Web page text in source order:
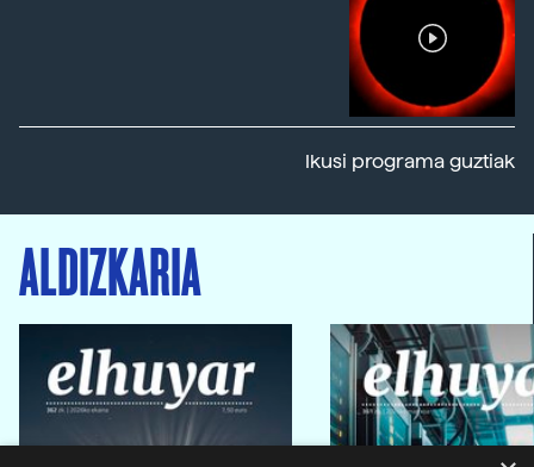
Ikusi programa guztiak
ALDIZKARIA